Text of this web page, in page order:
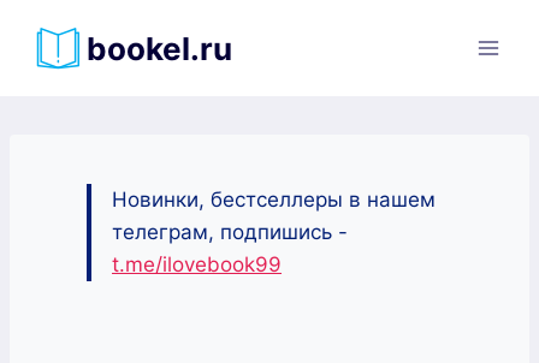
bookel.ru
Новинки, бестселлеры в нашем
телеграм, подпишись -
t.me/ilovebook99